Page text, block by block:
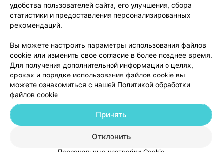
Написать руководителю 103.by
Обработка персональных данных
© 2026 ООО «Артокс Лаб», УНП 191700409
| 220012, Республика Беларусь,
Служба поддержки +375 291212755
удобства пользователей сайта, его улучшения, сбора
статистики и предоставления персонализированных
рекомендаций.
Вы можете настроить параметры использования файлов
cookie или изменить свое согласие в более позднее время.
Для получения дополнительной информации о целях,
сроках и порядке использования файлов cookie вы
можете ознакомиться с нашей Политикой обработки
файлов cookie
Отклонить
Принять